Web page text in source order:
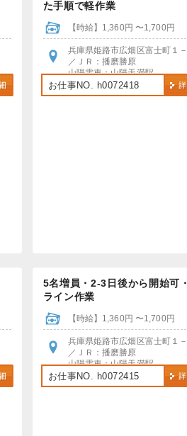
た手順で軽作業
【時給】1,360円 〜1,700円
／ＪＲ：播磨勝原
山陽電車：山陽天満駅
＊各駅より無料送迎あり
＊車通勤OK、無料Pあり
お仕事NO. h0072418
5名増員・2‐3日後から開始可・
ライン作業
【時給】1,360円 〜1,700円
／ＪＲ：播磨勝原
山陽電車：山陽天満駅
＊各駅より無料送迎あり
＊車通勤OK、無料Pあり
お仕事NO. h0072415